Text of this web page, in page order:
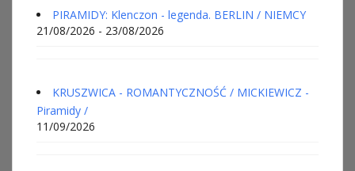
PIRAMIDY: Klenczon - legenda. BERLIN / NIEMCY
21/08/2026 - 23/08/2026
KRUSZWICA - ROMANTYCZNOŚĆ / MICKIEWICZ -
Piramidy /
11/09/2026